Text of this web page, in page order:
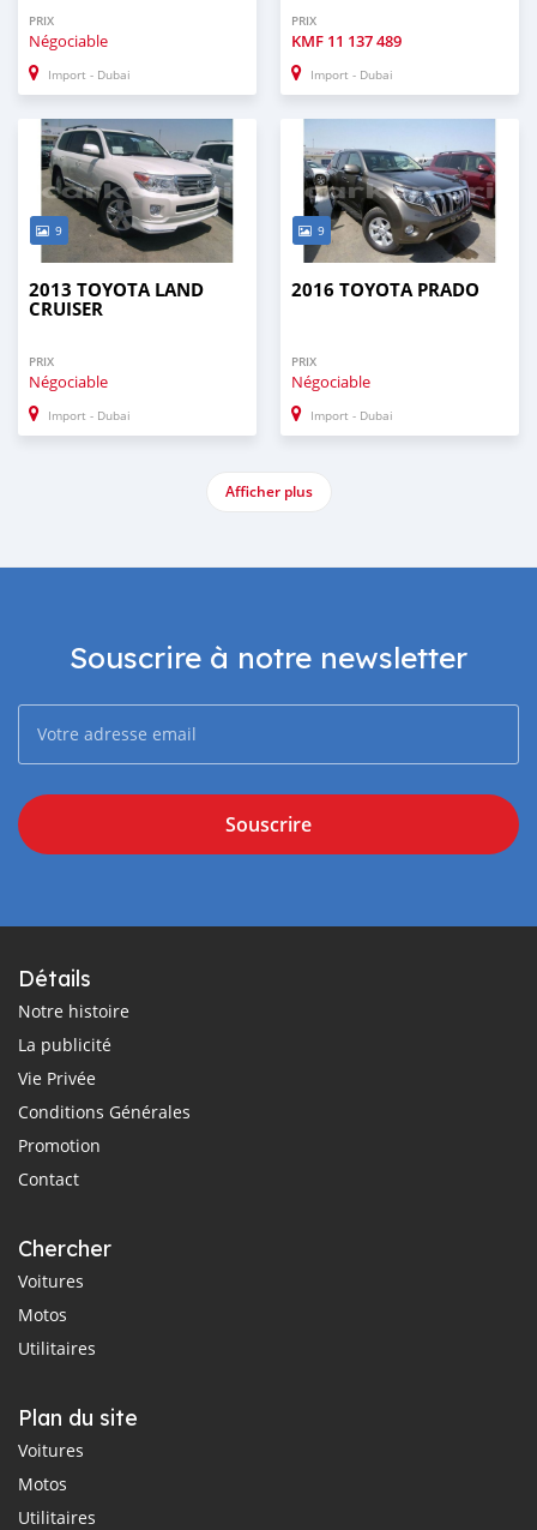
PRIX
Négociable
Import - Dubai
PRIX
KMF 11 137 489
Import - Dubai
9
2013 TOYOTA LAND
CRUISER
PRIX
Négociable
Import - Dubai
9
2016 TOYOTA PRADO
PRIX
Négociable
Import - Dubai
Afficher plus
Souscrire à notre newsletter
Souscrire
Détails
Notre histoire
La publicité
Vie Privée
Conditions Générales
Promotion
Contact
Chercher
Voitures
Motos
Utilitaires
Plan du site
Voitures
Motos
Utilitaires